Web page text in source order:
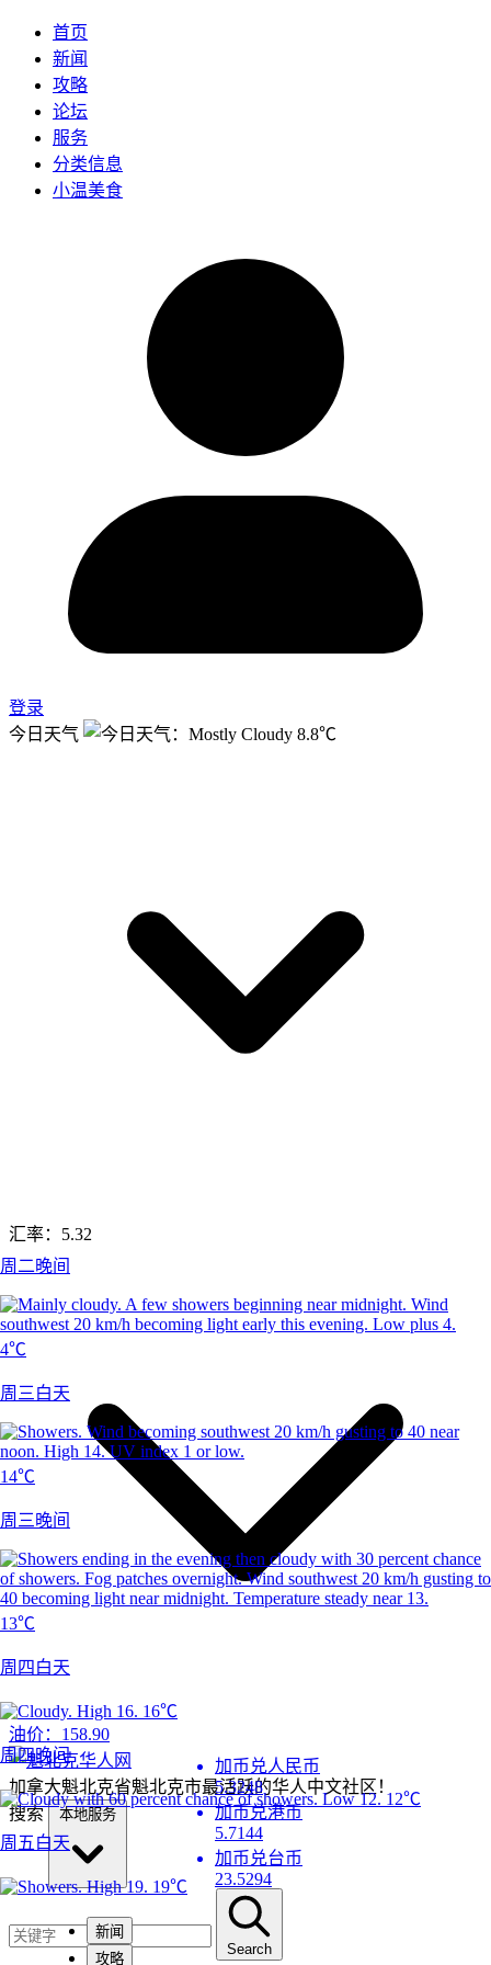
首页
新闻
攻略
论坛
服务
分类信息
小温美食
登录
今日天气
8.8℃
周二晚间
4℃
周三白天
14℃
周三晚间
13℃
周四白天
16℃
周四晚间
12℃
周五白天
19℃
汇率： 5.32
加币兑人民币
5.3248
加币兑港币
5.7144
加币兑台币
23.5294
油价： 158.90
加拿大魁北克省魁北克市最活跃的华人中文社区！
搜索
新闻
攻略
Search